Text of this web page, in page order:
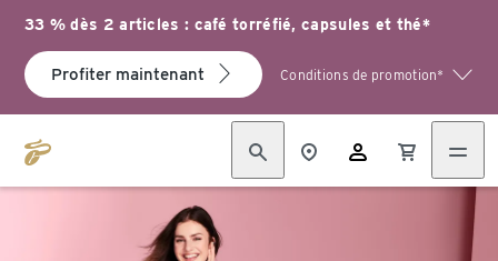
33 % dès 2 articles : café torréfié, capsules et thé*
Profiter maintenant Conditions de promotion*